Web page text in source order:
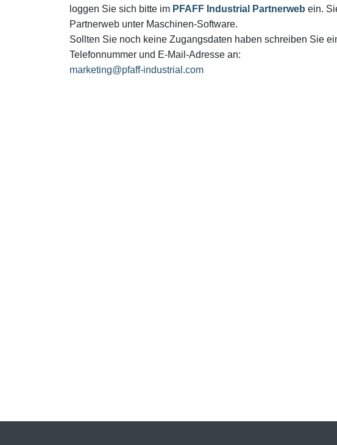
loggen Sie sich bitte im PFAFF Industrial Partnerweb ein.
Partnerweb unter Maschinen-Software.
Sollten Sie noch keine Zugangsdaten haben schreiben Sie
Telefonnummer und E-Mail-Adresse an:
marketing@pfaff-industrial.com